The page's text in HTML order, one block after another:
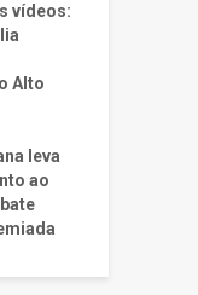
vídeos:
Alto
leva
ao